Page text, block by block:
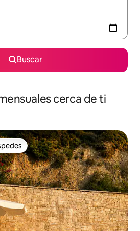
Buscar
cerca de ti
preferido